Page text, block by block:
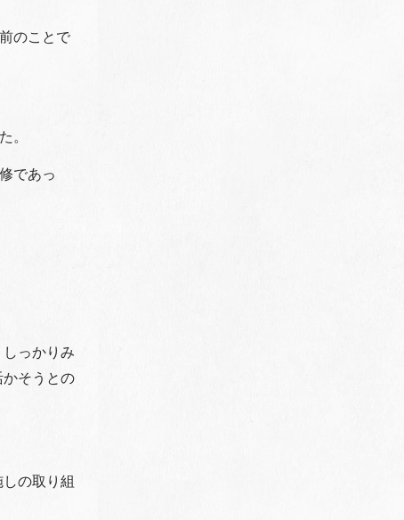
のことで
。
であっ
っかりみ
そうとの
の取り組